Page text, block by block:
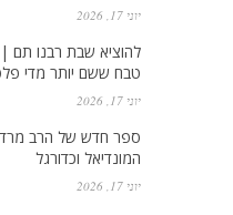
יוני 17, 2026
להוציא שבת רבנו תם
טבח ששם יותר מדי
יוני 17, 2026
ספר חדש של הרב
המונדיאל וכדורגל
יוני 17, 2026